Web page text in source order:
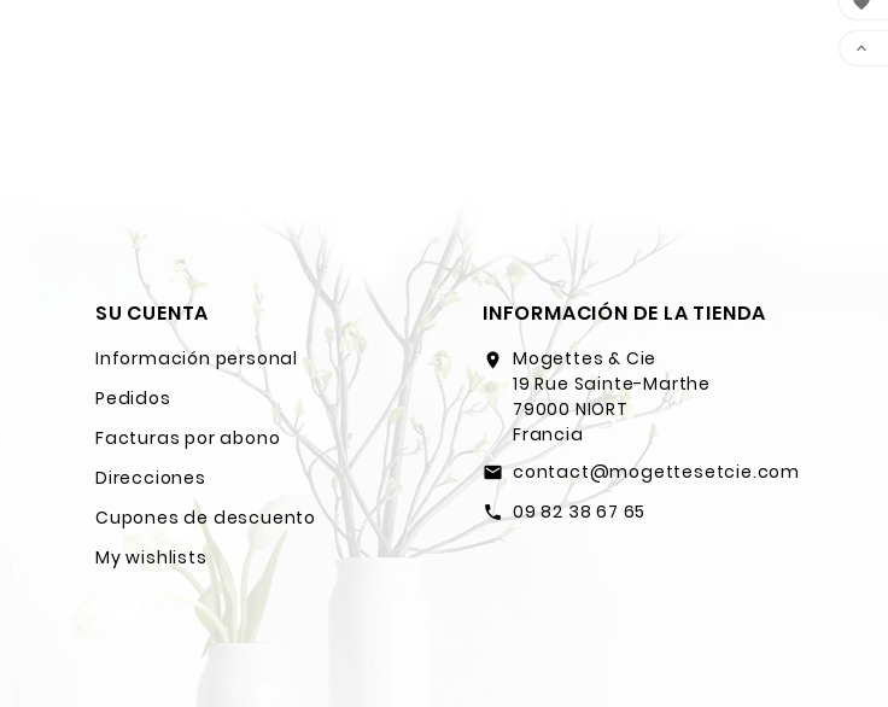
SU CUENTA
Información personal
Pedidos
Facturas por abono
Direcciones
Cupones de descuento
My wishlists
INFORMACIÓN DE LA TIENDA
location_on
Mogettes & Cie
19 Rue Sainte-Marthe
79000 NIORT
Francia
email contact@mogettesetcie.com
call 09 82 38 67 65
